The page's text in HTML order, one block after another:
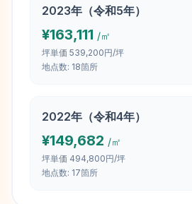
2023年（令和5年）
¥163,111 /㎡
坪単価 539,200円/坪
地点数: 18箇所
2022年（令和4年）
¥149,682 /㎡
坪単価 494,800円/坪
地点数: 17箇所